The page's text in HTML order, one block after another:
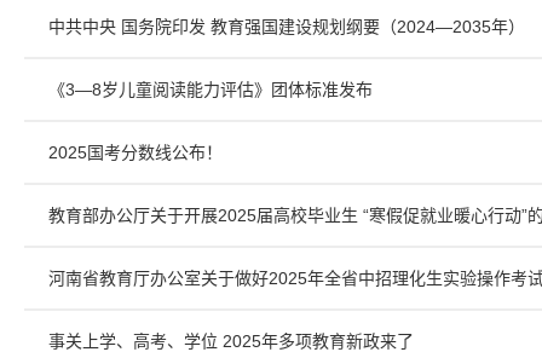
中共中央 国务院印发 教育强国建设规划纲要（2024—2035年）
《3—8岁儿童阅读能力评估》团体标准发布
2025国考分数线公布！
教育部办公厅关于开展2025届高校毕业生 “寒假促就业暖心行动”
河南省教育厅办公室关于做好2025年全省中招理化生实验操作考
事关上学、高考、学位 2025年多项教育新政来了